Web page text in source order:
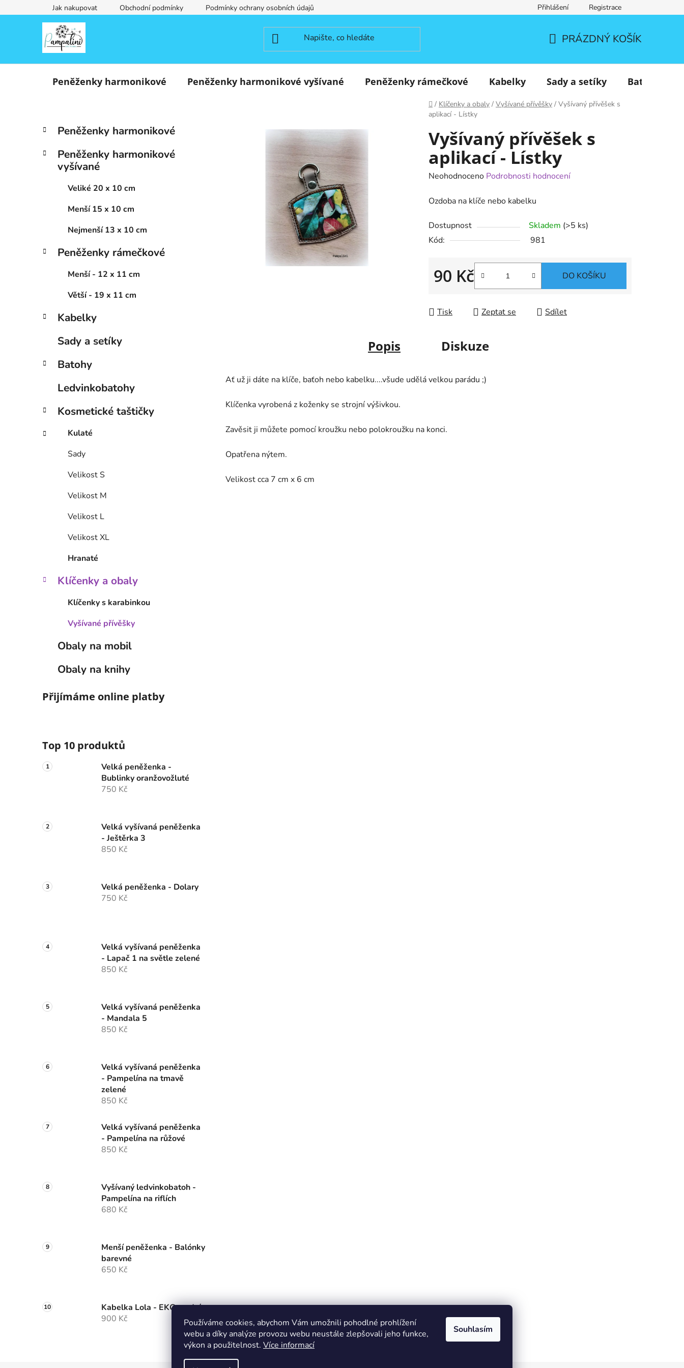
Používáme cookies, abychom Vám umožnili pohodlné prohlížení
webu a díky analýze provozu webu neustále zlepšovali jeho funkce,
výkon a použitelnost. Více informací
Souhlasím
na
Jak nakupovat Obchodní podmínky Podmínky ochrany osobních údajů Přihlášení Registrace
KOŠÍK
PRÁZDNÝ KOŠÍK
Peněženky harmonikové Peněženky harmonikové vyšívané Peněženky rámečkové Kabelky Sady a setíky Batohy
Domů
/ Klíčenky a obaly / Vyšívané přívěšky / Vyšívaný přívěšek s
aplikací - Lístky
P
s
a
Přeskočit
kategorie
K
a
e
Peněženky harmonikové
Peněženky harmonikové
vyšívané
Veliké 20 x 10 cm
Menší 15 x 10 cm
Nejmenší 13 x 10 cm
Peněženky rámečkové
Menší - 12 x 11 cm
Větší - 19 x 11 cm
Kabelky
Sady a setíky
Batohy
Ledvinkobatohy
Kosmetické taštičky
Kulaté
Sady
Velikost S
Velikost M
Velikost L
Velikost XL
Hranaté
Klíčenky a obaly
Klíčenky s karabinkou
Vyšívané přívěšky
Obaly na mobil
Obaly na knihy
Přijímáme online platby
Top 10 produktů
Velká peněženka -
Bublinky oranžovožluté
750 Kč
Velká vyšívaná peněženka
- Ještěrka 3
850 Kč
Velká peněženka - Dolary
750 Kč
Velká vyšívaná peněženka
- Lapač 1 na světle zelené
850 Kč
Velká vyšívaná peněženka
- Mandala 5
850 Kč
Velká vyšívaná peněženka
- Pampelína na tmavě
zelené
850 Kč
Velká vyšívaná peněženka
- Pampelína na růžové
850 Kč
Vyšívaný ledvinkobatoh -
Pampelína na riflích
680 Kč
Menší peněženka - Balónky
barevné
650 Kč
Kabelka Lola - EKG modrá
900 Kč
Vyšívaný přívěšek s
aplikací - Lístky
Průměrné
produktu
0,0
z
hvězdiček.
Neohodnoceno Podrobnosti hodnocení
Ozdoba na klíče nebo kabelku
Dostupnost Skladem (>5 ks)
Kód:
981
90 Kč
Měrná cena:
DO KOŠÍKU
Tisk Zeptat se Sdílet
Popis Diskuze
Ať už ji dáte na klíče, baťoh nebo kabelku....všude udělá velkou parádu ;)
Klíčenka vyrobená z koženky se strojní výšivkou.
Zavěsit ji můžete pomocí kroužku nebo polokroužku na konci.
Opatřena nýtem.
Velikost cca 7 cm x 6 cm